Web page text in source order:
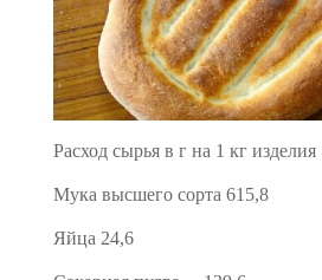
Расход сырья в г на 1 кг изделия
Мука высшего сорта 615,8
Яйца 24,6